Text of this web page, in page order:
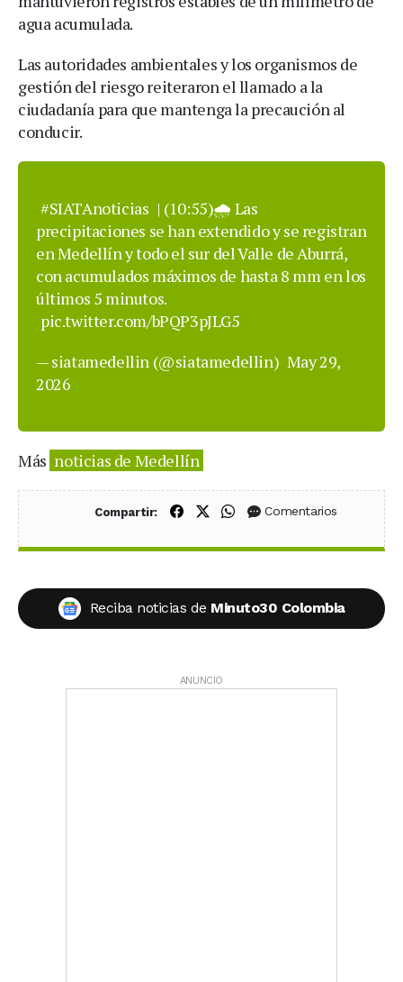
agua acumulada.
Las autoridades ambientales y los organismos de
gestión del riesgo reiteraron el llamado a la
ciudadanía para que mantenga la precaución al
conducir.
#SIATAnoticias | (10:55)🌧️ Las
precipitaciones se han extendido y se registran
en Medellín y todo el sur del Valle de Aburrá,
con acumulados máximos de hasta 8 mm en los
últimos 5 minutos.
pic.twitter.com/bPQP3pJLG5
— siatamedellin (@siatamedellin) May 29,
2026
Más noticias de Medellín
Compartir: Compartir en Facebook
Compartir en X (Twitter)
Compartir en WhatsApp
Comentarios
Reciba noticias de Minuto30 Colombia
ANUNCIO